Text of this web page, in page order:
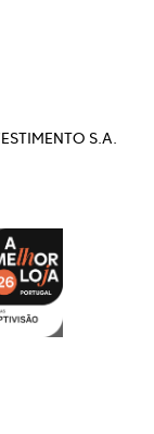
de
a
níveis!
S.A.